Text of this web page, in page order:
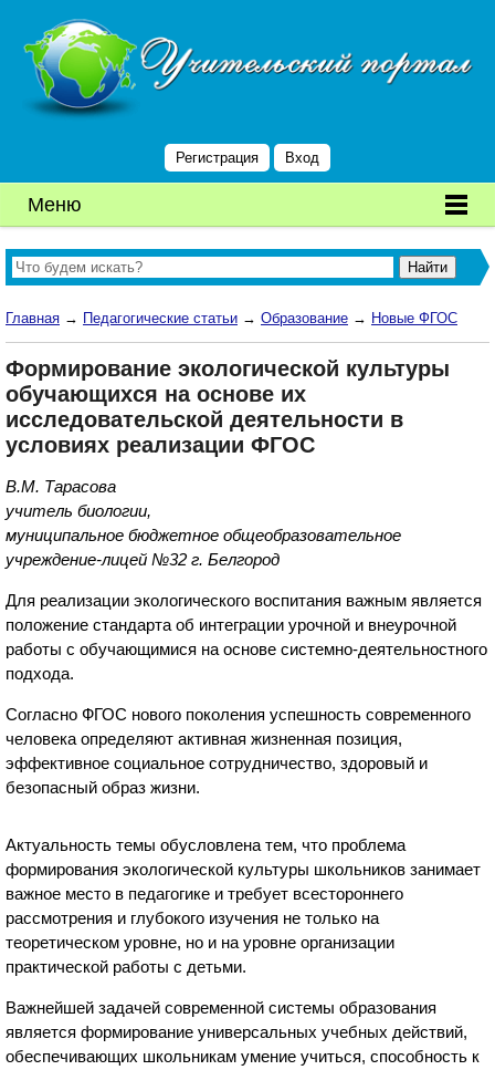
Регистрация Вход
Меню
Главная → Педагогические статьи → Образование → Новые ФГОС
Формирование экологической культуры
обучающихся на основе их
исследовательской деятельности в
условиях реализации ФГОС
В.М. Тарасова
учитель биологии,
муниципальное бюджетное общеобразовательное
учреждение-лицей №32 г. Белгород
Для реализации экологического воспитания важным является
положение стандарта об интеграции урочной и внеурочной
работы с обучающимися на основе системно-деятельностного
подхода.
Согласно ФГОС нового поколения успешность современного
человека определяют активная жизненная позиция,
эффективное социальное сотрудничество, здоровый и
безопасный образ жизни.
Актуальность темы обусловлена тем, что проблема
формирования экологической культуры школьников занимает
важное место в педагогике и требует всестороннего
рассмотрения и глубокого изучения не только на
теоретическом уровне, но и на уровне организации
практической работы с детьми.
Важнейшей задачей современной системы образования
является формирование универсальных учебных действий,
обеспечивающих школьникам умение учиться, способность к